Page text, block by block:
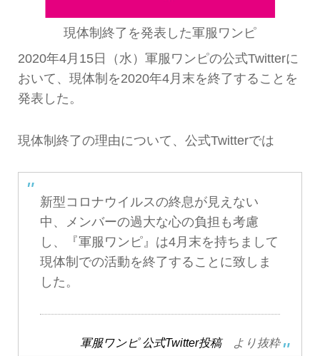
現体制終了を発表した軍服ワンピ
2020年4月15日（水）軍服ワンピの公式Twitterに
おいて、現体制を2020年4月末を終了することを
発表した。
現体制終了の理由について、公式Twitterでは
新型コロナウイルスの終息が見えない
中、メンバーの過大な心の負担も考慮
し、『軍服ワンピ』は4月末を持ちまして
現体制での活動を終了することに致しま
した。
軍服ワンピ 公式Twitter投稿より抜粋